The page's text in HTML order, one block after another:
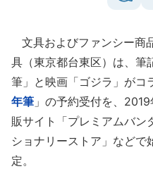
文具およびファンシー商
具（東京都台東区）は、筆
筆」と映画「ゴジラ」がコ
年筆 」の予約受付を、
販サイト「プレミアムバン
ショナリーストア」など
定。